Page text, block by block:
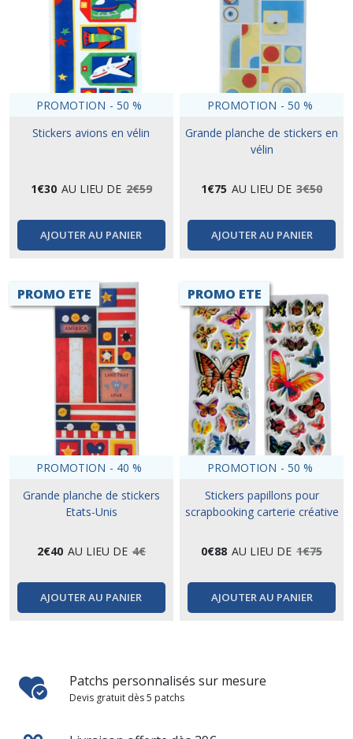
PROMOTION - 50 %
Stickers avions en vélin
1€30 AU LIEU DE 2€59
AJOUTER AU PANIER
PROMOTION - 50 %
Grande planche de stickers en
vélin
1€75 AU LIEU DE 3€50
AJOUTER AU PANIER
PROMO ETE
PROMOTION - 40 %
Grande planche de stickers
Etats-Unis
2€40 AU LIEU DE 4€
AJOUTER AU PANIER
PROMO ETE
PROMOTION - 50 %
Stickers papillons pour
scrapbooking carterie créative
0€88 AU LIEU DE 1€75
AJOUTER AU PANIER
Patchs personnalisés sur mesure
Devis gratuit dès 5 patchs